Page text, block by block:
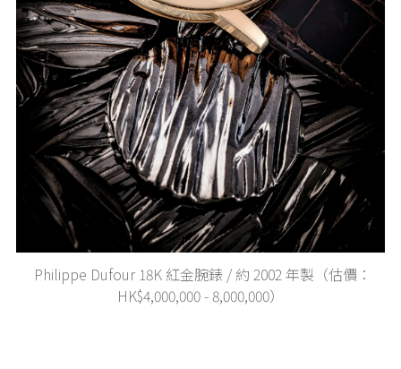
Philippe Dufour 18K 紅金腕錶 / 約 2002 年製（估價：
HK$4,000,000 - 8,000,000）